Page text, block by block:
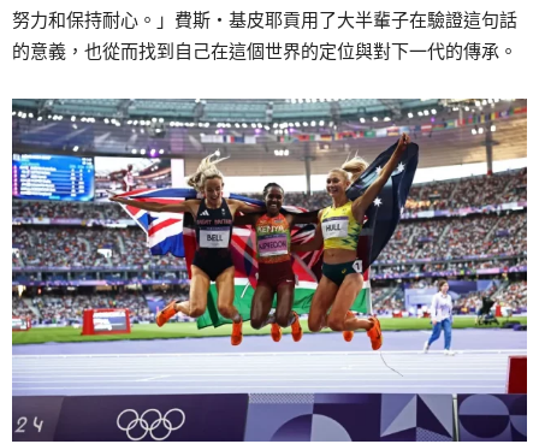
努力和保持耐心。」費斯‧基皮耶貢用了大半輩子在驗證這句話
的意義，也從而找到自己在這個世界的定位與對下一代的傳承。